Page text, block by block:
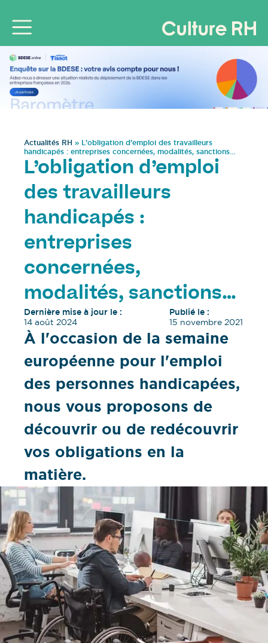
Actualités RH » L’obligation d’emploi des travailleurs
handicapés : entreprises concernées, modalités, sanctions…
L’obligation d’emploi
des travailleurs
handicapés :
entreprises
concernées,
modalités, sanctions…
Dernière mise à jour le :
14 août 2024
Publié le :
15 novembre 2021
À l'occasion de la semaine
européenne pour l'emploi
des personnes handicapées,
nous vous proposons de
découvrir ou de redécouvrir
vos obligations en la
matière.